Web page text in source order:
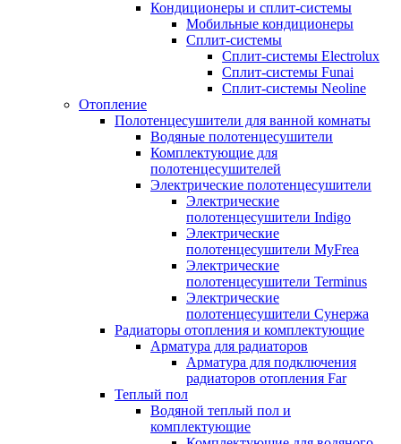
Кондиционеры и сплит-системы
Мобильные кондиционеры
Сплит-системы
Сплит-системы Electrolux
Сплит-системы Funai
Сплит-системы Neoline
Отопление
Полотенцесушители для ванной комнаты
Водяные полотенцесушители
Комплектующие для
полотенцесушителей
Электрические полотенцесушители
Электрические
полотенцесушители Indigo
Электрические
полотенцесушители MyFrea
Электрические
полотенцесушители Terminus
Электрические
полотенцесушители Сунержа
Радиаторы отопления и комплектующие
Арматура для радиаторов
Арматура для подключения
радиаторов отопления Far
Теплый пол
Водяной теплый пол и
комплектующие